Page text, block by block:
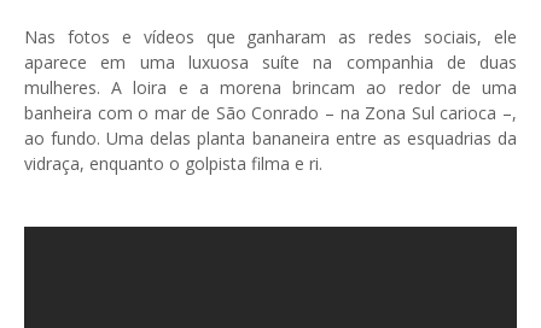
Nas fotos e vídeos que ganharam as redes sociais, ele
aparece em uma luxuosa suíte na companhia de duas
mulheres. A loira e a morena brincam ao redor de uma
banheira com o mar de São Conrado – na Zona Sul carioca –,
ao fundo. Uma delas planta bananeira entre as esquadrias da
vidraça, enquanto o golpista filma e ri.